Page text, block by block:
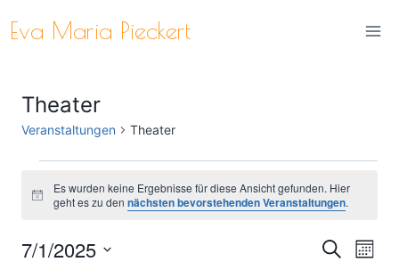
Inhalt
Eva Maria Pieckert
Theater
Veranstaltungen Theater
Veranstaltungen
Hinweis
Es wurden keine Ergebnisse für diese Ansicht gefunden. Hier
geht es zu den nächsten bevorstehenden Veranstaltungen.
SucheMonat
7/1/2025